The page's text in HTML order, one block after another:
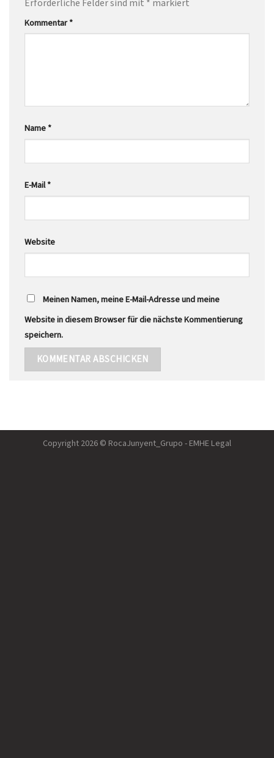
Erforderliche Felder sind mit * markiert
Kommentar*
Name*
E-Mail*
Website
Meinen Namen, meine E-Mail-Adresse und meine
Website in diesem Browser für die nächste Kommentierung
speichern.
Copyright 2026 © RocaJunyent_Grupo - EMHE Legal